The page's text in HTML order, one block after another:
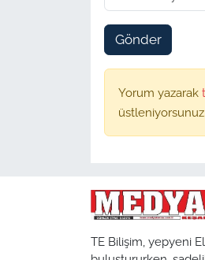
Gönder
Yorum yazarak
TE Bilişim, yepyeni